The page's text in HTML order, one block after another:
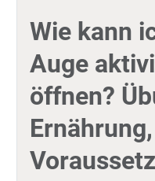
Wie kann
Auge
öffnen?
Ernährung,